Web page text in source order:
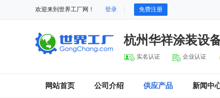
欢迎来到世界工厂网！ 登录 免费注册
杭州华祥涂装设
实名认证 企业认证
网站首页 公司介绍 供应产品 新闻中